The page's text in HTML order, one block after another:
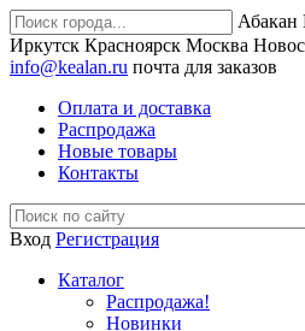
Абакан
Иркутск Красноярск Москва
info@kealan.ru почта для заказов
Оплата и доставка
Распродажа
Новые товары
Контакты
Вход Регистрация
Каталог
Распродажа!
Новинки